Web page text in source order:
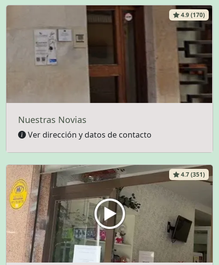
4.9 (170)
Nuestras Novias
Ver dirección y datos de contacto
4.7 (351)